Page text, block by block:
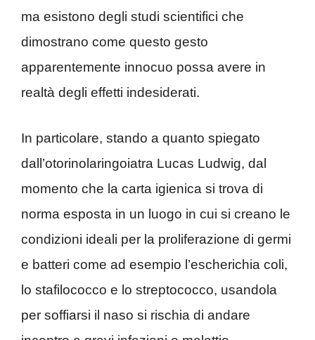
ma esistono degli studi scientifici che
dimostrano come questo gesto
apparentemente innocuo possa avere in
realtà degli effetti indesiderati.
In particolare, stando a quanto spiegato
dall’otorinolaringoiatra Lucas Ludwig, dal
momento che la carta igienica si trova di
norma esposta in un luogo in cui si creano le
condizioni ideali per la proliferazione di germi
e batteri come ad esempio l’escherichia coli,
lo stafilococco e lo streptococco, usandola
per soffiarsi il naso si rischia di andare